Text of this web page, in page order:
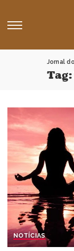
Jornal
Tag:
NOTÍCIAS